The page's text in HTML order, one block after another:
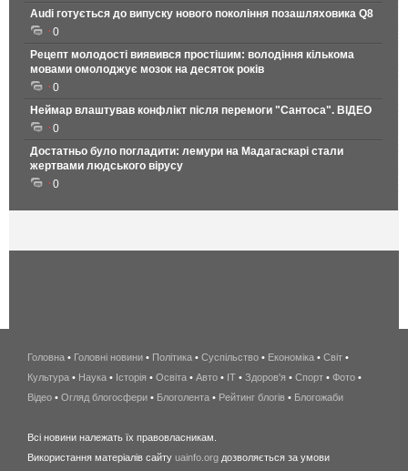
Audi готується до випуску нового покоління позашляховика Q8
0
Рецепт молодості виявився простішим: володіння кількома
мовами омолоджує мозок на десяток років
0
Неймар влаштував конфлікт після перемоги "Сантоса". ВІДЕО
0
Достатньо було погладити: лемури на Мадагаскарі стали
жертвами людського вірусу
0
беспроводной
интернет
киев
wimax
Головна • Головні новини • Політика • Суспільство • Економіка • Світ •
Культура • Наука • Історія • Освіта • Авто • IT • Здоров'я • Спорт • Фото •
Відео • Огляд блогосфери • Блоголента • Рейтинг блогів • Блогожаби
Всі новини належать їх правовласникам.
Використання матеріалів сайту uainfo.org дозволяється за умови